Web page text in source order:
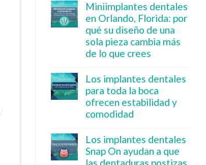
Miniimplantes dentales
en Orlando, Florida: por
qué su diseño de una
sola pieza cambia más
de lo que crees
Los implantes dentales
para toda la boca
ofrecen estabilidad y
comodidad
Los implantes dentales
Snap On ayudan a que